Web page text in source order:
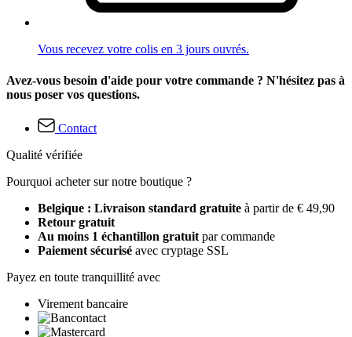
Vous recevez votre colis en 3 jours ouvrés.
Avez-vous besoin d'aide pour votre commande ? N'hésitez pas à
nous poser vos questions.
Contact
Qualité vérifiée
Pourquoi acheter sur notre boutique ?
Belgique : Livraison standard gratuite à partir de € 49,90
Retour gratuit
Au moins 1 échantillon gratuit par commande
Paiement sécurisé avec cryptage SSL
Payez en toute tranquillité avec
Virement bancaire